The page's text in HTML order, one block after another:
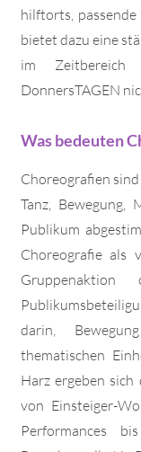
hilftorts,
bietet dazu eine
im
DonnersTAGEN
Was bedeuten
Choreografien
Tanz,
Publikum
Choreografie als
darin,
thematischen
Harz ergeben sich
von Einsteiger-
Performances